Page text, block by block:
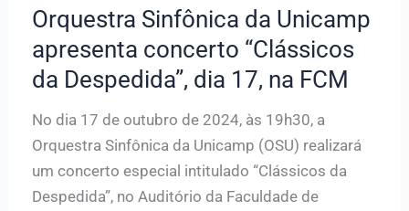
Orquestra Sinfônica da Unicamp
apresenta concerto “Clássicos
da Despedida”, dia 17, na FCM
No dia 17 de outubro de 2024, às 19h30, a
Orquestra Sinfônica da Unicamp (OSU) realizará
um concerto especial intitulado “Clássicos da
Despedida”, no Auditório da Faculdade de